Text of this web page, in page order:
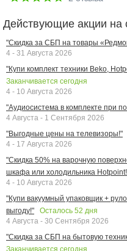
Действующие акции на
"Скидка за СБП на товары
4 - 31 Августа 2026
"Купи комплект техники Beko,
Заканчивается сегодня
4 - 10 Августа 2026
"Аудиосистема в комплекте при
4 Августа - 1 Сентября 2026
"Выгодные цены на телевизоры!"
4 - 17 Августа 2026
"Скидка 50% на варочную
шкафа или холодильника
4 - 10 Августа 2026
"Купи вакуумный упаковщик +
выгоду!"
Осталось 52 дня
4 Августа - 30 Сентября 2026
"Скидка за СБП на бытовую
Заканчивается сегодня